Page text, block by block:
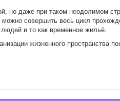
но даже при таком неодолимом
совершить весь цикл
и то как временное жильё.
жизненного пространства